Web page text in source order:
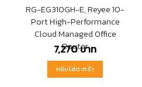
RG-EG310GH-E, Reyee 10-
Port High-Performance
Cloud Managed Office
Router
7,270บาท
หยิบใส่ตะกร้า